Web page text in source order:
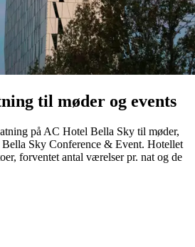
til møder og events
på AC Hotel Bella Sky til møder,
Bella Sky Conference & Event. Hotellet
forventet antal værelser pr. nat og de